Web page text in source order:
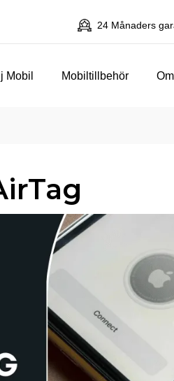
24 Månaders
Mobil Mobiltillbehör